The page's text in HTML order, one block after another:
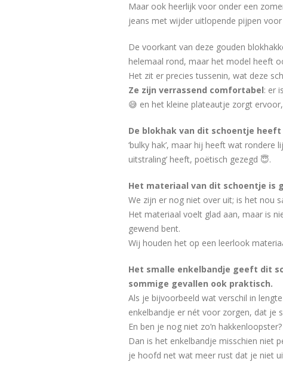
Maar ook heerlijk voor onder een
jeans met wijder uitlopende pijpen
De voorkant van deze gouden
helemaal rond, maar het model heeft
Het zit er precies tussenin, wat deze
Ze zijn verrassend comfortabel: er
😅 en het kleine plateautje zorgt
De blokhak van dit schoentje
‘bulky hak’, maar hij heeft wat
uitstraling’ heeft, poëtisch gezegd 😇.
Het materiaal van dit schoentje is
We zijn er nog niet over uit; is het nou
Het materiaal voelt glad aan, maar is
gewend bent.
Wij houden het op een leerlook
Het smalle enkelbandje geeft dit
sommige gevallen ook praktisch.
Als je bijvoorbeeld wat verschil in
enkelbandje er nét voor zorgen, dat je
En ben je nog niet zo’n hakkenloopster?
Dan is het enkelbandje misschien niet
je hoofd net wat meer rust dat je niet